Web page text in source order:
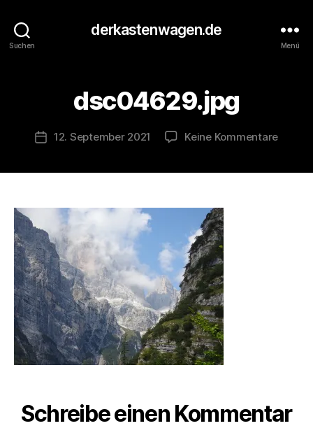
Suchen
derkastenwagen.de
Menü
dsc04629.jpg
Beitragsautor
n
K
a
t
n
a
e
n
Veröffentlichungsdatum
12. September 2021 Keine Kommentarezu
Schreibe einen Kommentar